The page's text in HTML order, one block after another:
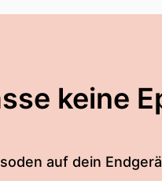
keine
auf dein